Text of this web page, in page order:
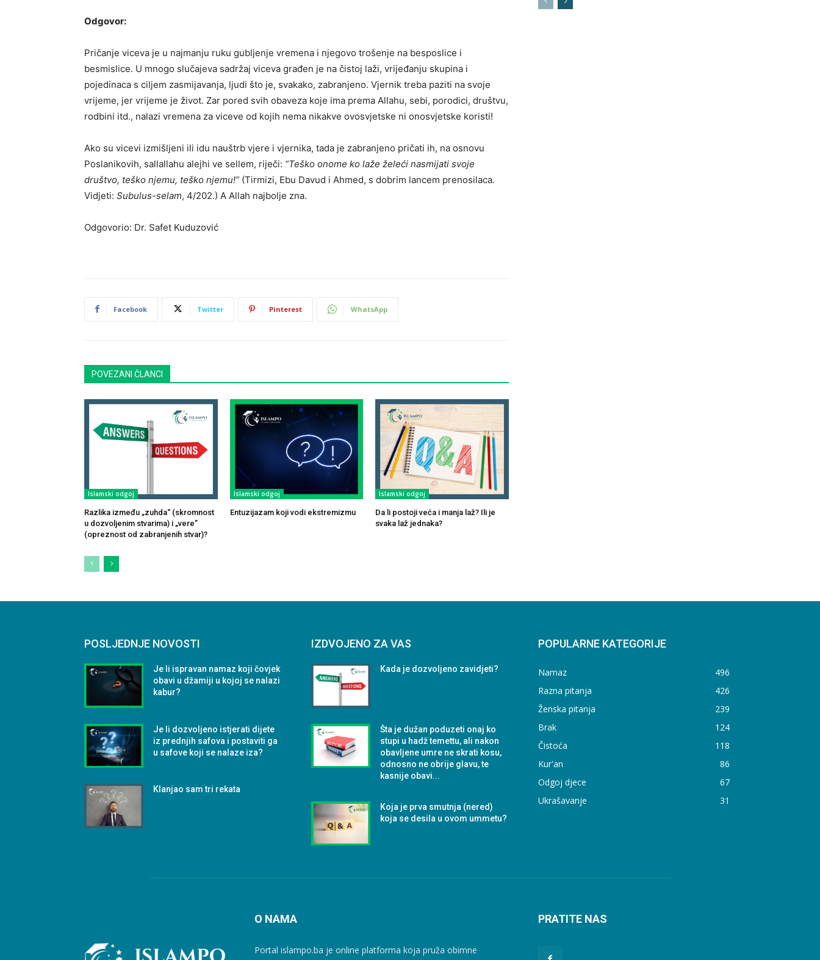
Odgovor:
Pričanje viceva je u najmanju ruku gubljenje vremena i njegovo trošenje na besposlice i
besmislice. U mnogo slučajeva sadržaj viceva građen je na čistoj laži, vrijeđanju skupina i
pojedinaca s ciljem zasmijavanja, ljudi što je, svakako, zabranjeno. Vjernik treba paziti na svoje
vrijeme, jer vrijeme je život. Zar pored svih obaveza koje ima prema Allahu, sebi, porodici, društvu,
rodbini itd., nalazi vremena za viceve od kojih nema nikakve ovosvjetske ni onosvjetske koristi!
Ako su vicevi izmišljeni ili idu nauštrb vjere i vjernika, tada je zabranjeno pričati ih, na osnovu
Poslanikovih, sallallahu alejhi ve sellem, riječi: “Teško onome ko laže želeći nasmijati svoje
društvo, teško njemu, teško njemu!” (Tirmizi, Ebu Davud i Ahmed, s dobrim lancem prenosilaca.
Vidjeti: Subulus-selam, 4/202.) A Allah najbolje zna.
Odgovorio: Dr. Safet Kuduzović
Facebook Twitter Pinterest WhatsApp
POVEZANI ČLANCI
Islamski odgoj
Razlika između „zuhda“ (skromnost
u dozvoljenim stvarima) i „vere”
(opreznost od zabranjenih stvar)?
Islamski odgoj
Entuzijazam koji vodi ekstremizmu
Islamski odgoj
Da li postoji veća i manja laž? Ili je
svaka laž jednaka?
POSLJEDNJE NOVOSTI
Je li ispravan namaz koji čovjek
obavi u džamiji u kojoj se nalazi
kabur?
Je li dozvoljeno istjerati dijete
iz prednjih safova i postaviti ga
u safove koji se nalaze iza?
Klanjao sam tri rekata
IZDVOJENO ZA VAS
Kada je dozvoljeno zavidjeti?
Šta je dužan poduzeti onaj ko
stupi u hadž temettu, ali nakon
obavljene umre ne skrati kosu,
odnosno ne obrije glavu, te
kasnije obavi...
Koja je prva smutnja (nered)
koja se desila u ovom ummetu?
POPULARNE KATEGORIJE
Namaz
496
Razna pitanja
426
Ženska pitanja
239
Brak
124
Čistoća
118
Kur'an
86
Odgoj djece
67
Ukrašavanje
31
O NAMA
Portal islampo.ba je online platforma koja pruža obimne
PRATITE NAS